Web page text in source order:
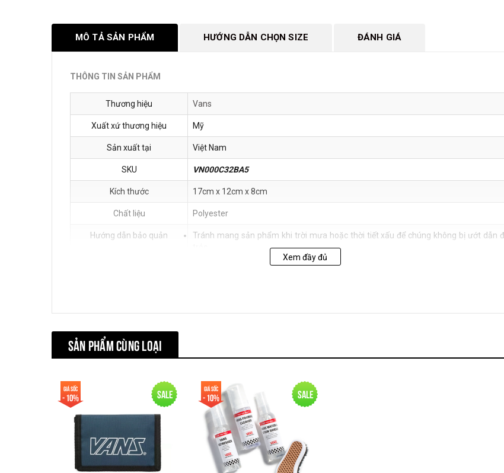
MÔ TẢ SẢN PHẨM HƯỚNG DẪN CHỌN SIZE ĐÁNH GIÁ
THÔNG TIN SẢN PHẨM
Thương hiệu Vans
Xuất xứ thương hiệu Mỹ
Sản xuất tại Việt Nam
SKU VN000C32BA5
Kích thước 17cm x 12cm x 8cm
Chất liệu Polyester
Hướng dẫn bảo quản
Tránh mang sản phẩm khi trời mưa hoặc thời tiết xấu để chúng không bị ướt dẫn
Cất giữ sản phẩm ở nơi thoáng mát để giữ gìn chất lượng của sản phẩm ở mức tốt
Ví Vans Slipped Wallet
>> Tìm hiểu thêm nhiều mẫu hơn tại Wear
Xem đầy đủ
SẢN PHẨM CÙNG LOẠI
Sale
Giá sốc
- 10% Sale
Giá sốc
- 10%